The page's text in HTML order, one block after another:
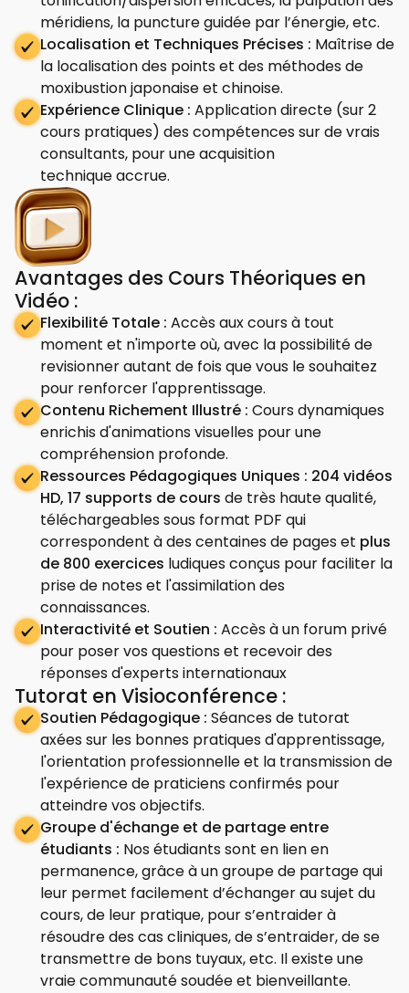
méridiens, la puncture guidée par l’énergie, etc.
Localisation et Techniques Précises : Maîtrise de
la localisation des points et des méthodes de
moxibustion japonaise et chinoise.
Expérience Clinique : Application directe (sur 2
cours pratiques) des compétences sur de vrais
consultants, pour une acquisition
technique accrue.
Avantages des Cours Théoriques en
Vidéo :
Flexibilité Totale : Accès aux cours à tout
moment et n'importe où, avec la possibilité de
revisionner autant de fois que vous le souhaitez
pour renforcer l'apprentissage.
Contenu Richement Illustré : Cours dynamiques
enrichis d'animations visuelles pour une
compréhension profonde.
Ressources Pédagogiques Uniques : 204 vidéos
HD, 17 supports de cours de très haute qualité,
téléchargeables sous format PDF qui
correspondent à des centaines de pages et plus
de 800 exercices ludiques conçus pour faciliter la
prise de notes et l'assimilation des
connaissances.
Interactivité et Soutien : Accès à un forum privé
pour poser vos questions et recevoir des
réponses d'experts internationaux
Tutorat en Visioconférence :
Soutien Pédagogique : Séances de tutorat
axées sur les bonnes pratiques d'apprentissage,
l'orientation professionnelle et la transmission de
l'expérience de praticiens confirmés pour
atteindre vos objectifs.
Groupe d'échange et de partage entre
étudiants : Nos étudiants sont en lien en
permanence, grâce à un groupe de partage qui
leur permet facilement d’échanger au sujet du
cours, de leur pratique, pour s’entraider à
résoudre des cas cliniques, de s’entraider, de se
transmettre de bons tuyaux, etc. Il existe une
vraie communauté soudée et bienveillante.